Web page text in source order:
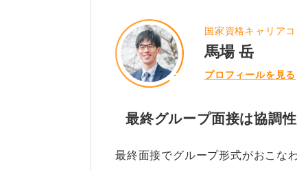
国家資格キャリア
馬場 岳
プロフィールを見る
最終グループ面接は協調
最終面接でグループ形式がおこな